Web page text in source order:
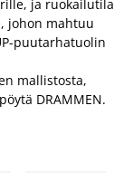
ja ruokailutila
johon mahtuu
puutarhatuolin
mallistosta,
DRAMMEN.